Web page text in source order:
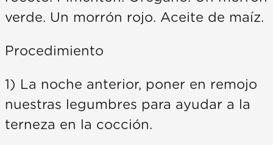
verde. Un morrón rojo. Aceite de maíz.
Procedimiento
1) La noche anterior, poner en remojo
nuestras legumbres para ayudar a la
terneza en la cocción.